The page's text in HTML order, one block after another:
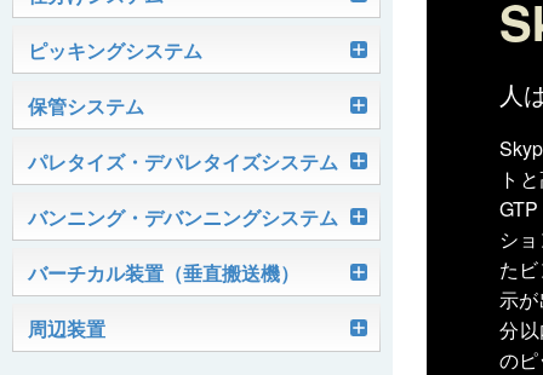
ファインコンベヤ
マグネット駆動コンベヤ
ジャブコン®
プラスチックベルトコンベヤ
オークラ キャリーライン®
ユニコンV
ユニコンJr
クールコンベヤ®Ⅱ
チェーン駆動ローラコンベヤ
チェーン駆動ローラ単体
パレットコンベヤ
グラビティコンベヤ
ローラコンベヤ
ホイールコンベヤ
フリーカーブコンベヤ
モータローラ＆コンベヤ
モータローラ単体
モータローラコンベヤ
マテハン機器
オークラホッパー
ポータブルクレーン
OKベルコン（スタンダードタイプ）
生産終了品
AGVシステム
OKURUN® /TW300
ユニソーター
ハイスピードソーター
ディスクソーター
アングルソーター
クロスベルトソーター（汎用タイプ）
ピッキングシステム
PTIシステム
ピカトルシリーズ
HASS（ハズ）シリーズ
ピックティーチャシステム
バラピッキングロボットシステム
保管システム
Quick Shuttle®
パレタイズ・デパレタイズシステム
ロボットパレタイザ
ロボットパレタイザAi1800Ⅱ-C
ロボットパレタイザAi1800Ⅱ
ビジョンパレタイズシステム
ビジョンデパレタイズシステム
バンニング・デバンニングシステム
トラックローダ「TL-2P」
伸縮ベルトコンベヤ
バーチカル装置（垂直搬送機）
ミニパーフェ® / VCS-Z
周辺装置
人
ト
シ
た
示
分
の